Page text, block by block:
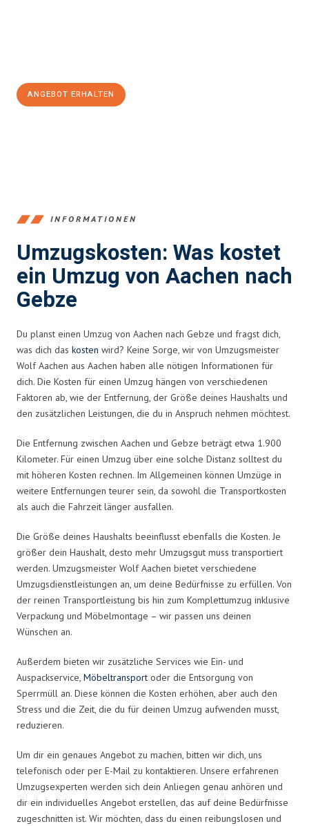
ANGEBOT ERHALTEN
INFORMATIONEN
Umzugskosten: Was kostet
ein Umzug von Aachen nach
Gebze
Du planst einen Umzug von Aachen nach Gebze und fragst dich,
was dich das kosten wird? Keine Sorge, wir von Umzugsmeister
Wolf Aachen aus Aachen haben alle nötigen Informationen für
dich. Die Kosten für einen Umzug hängen von verschiedenen
Faktoren ab, wie der Entfernung, der Größe deines Haushalts und
den zusätzlichen Leistungen, die du in Anspruch nehmen möchtest.
Die Entfernung zwischen Aachen und Gebze beträgt etwa 1.900
Kilometer. Für einen Umzug über eine solche Distanz solltest du
mit höheren Kosten rechnen. Im Allgemeinen können Umzüge in
weitere Entfernungen teurer sein, da sowohl die Transportkosten
als auch die Fahrzeit länger ausfallen.
Die Größe deines Haushalts beeinflusst ebenfalls die Kosten. Je
größer dein Haushalt, desto mehr Umzugsgut muss transportiert
werden. Umzugsmeister Wolf Aachen bietet verschiedene
Umzugsdienstleistungen an, um deine Bedürfnisse zu erfüllen. Von
der reinen Transportleistung bis hin zum Komplettumzug inklusive
Verpackung und Möbelmontage – wir passen uns deinen
Wünschen an.
Außerdem bieten wir zusätzliche Services wie Ein- und
Auspackservice, Möbeltransport oder die Entsorgung von
Sperrmüll an. Diese können die Kosten erhöhen, aber auch den
Stress und die Zeit, die du für deinen Umzug aufwenden musst,
reduzieren.
Um dir ein genaues Angebot zu machen, bitten wir dich, uns
telefonisch oder per E-Mail zu kontaktieren. Unsere erfahrenen
Umzugsexperten werden sich dein Anliegen genau anhören und
dir ein individuelles Angebot erstellen, das auf deine Bedürfnisse
zugeschnitten ist. Wir möchten, dass du einen reibungslosen und